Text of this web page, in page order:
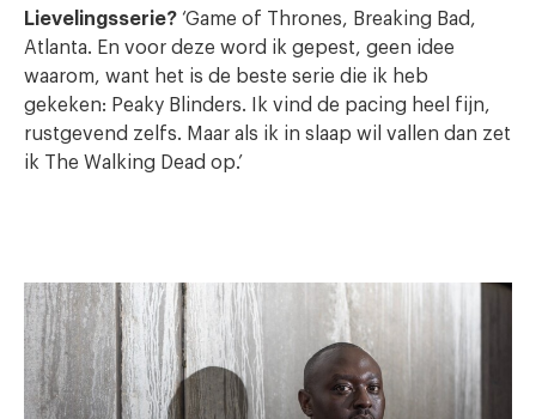
Lievelingsserie? ‘Game of Thrones, Breaking Bad,
Atlanta. En voor deze word ik gepest, geen idee
waarom, want het is de beste serie die ik heb
gekeken: Peaky Blinders. Ik vind de pacing heel fijn,
rustgevend zelfs. Maar als ik in slaap wil vallen dan zet
ik The Walking Dead op.’